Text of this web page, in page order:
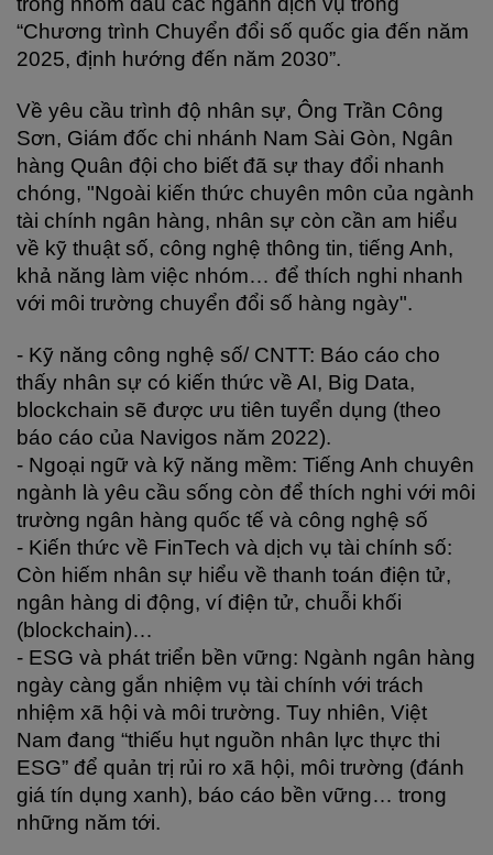
“Chương trình Chuyển đổi số quốc gia đến năm
2025, định hướng đến năm 2030”.
Về yêu cầu trình độ nhân sự, Ông Trần Công
Sơn, Giám đốc chi nhánh Nam Sài Gòn, Ngân
hàng Quân đội cho biết đã sự thay đổi nhanh
chóng, "Ngoài kiến thức chuyên môn của ngành
tài chính ngân hàng, nhân sự còn cần am hiểu
về kỹ thuật số, công nghệ thông tin, tiếng Anh,
khả năng làm việc nhóm… để thích nghi nhanh
với môi trường chuyển đổi số hàng ngày".
- Kỹ năng công nghệ số/ CNTT: Báo cáo cho
thấy nhân sự có kiến thức về AI, Big Data,
blockchain sẽ được ưu tiên tuyển dụng (theo
báo cáo của Navigos năm 2022).
- Ngoại ngữ và kỹ năng mềm: Tiếng Anh chuyên
ngành là yêu cầu sống còn để thích nghi với môi
trường ngân hàng quốc tế và công nghệ số
- Kiến thức về FinTech và dịch vụ tài chính số:
Còn hiếm nhân sự hiểu về thanh toán điện tử,
ngân hàng di động, ví điện tử, chuỗi khối
(blockchain)…
- ESG và phát triển bền vững: Ngành ngân hàng
ngày càng gắn nhiệm vụ tài chính với trách
nhiệm xã hội và môi trường. Tuy nhiên, Việt
Nam đang “thiếu hụt nguồn nhân lực thực thi
ESG” để quản trị rủi ro xã hội, môi trường (đánh
giá tín dụng xanh), báo cáo bền vững… trong
những năm tới.